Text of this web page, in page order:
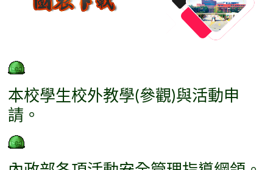
本校學生校外教學(參觀)與活動申
請 。